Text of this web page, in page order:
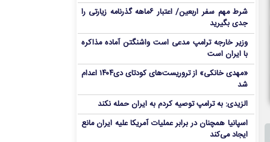
شرط مهم سفر اربعین/ اعتبار ۶ماهه گذرنامه زیارتی را
جدی بگیرید
وزیر خارجه ترامپ مدعی است واشنگتن آماده مذاکره
با ایران است
«مهدی خانکی» از تروریست‌های کودتای دی۱۴۰۴ اعدام
شد
الزیدی: به ترامپ توصیه کردم به ایران حمله نکند
اسپانیا همچنان در برابر عملیات آمریکا علیه ایران مانع
ایجاد می‌کند